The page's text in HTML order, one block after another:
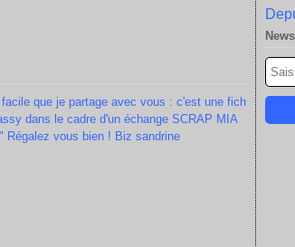
que je partage avec vous : c'est une fich
dans le cadre d'un échange SCRAP MIA
Régalez vous bien ! Biz sandrine